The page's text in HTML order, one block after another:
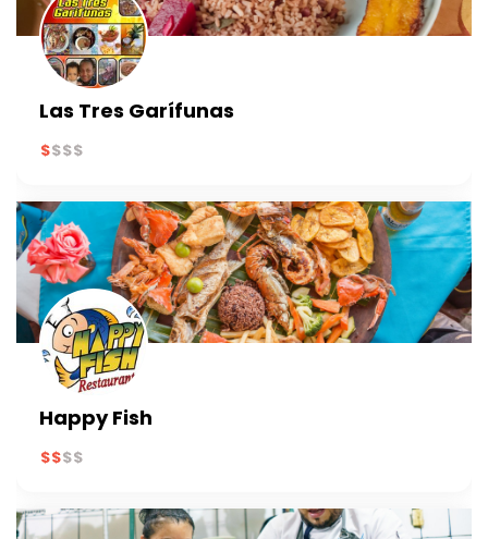
Las Tres Garífunas
Happy Fish